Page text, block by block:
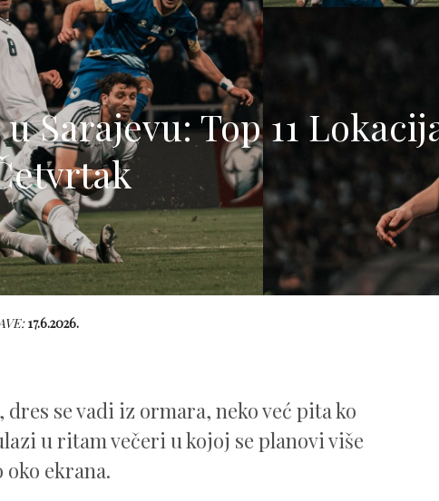
Sarajevu: Top 11
17.6.2026.
se vadi iz ormara, neko već pita ko
u ritam večeri u kojoj se planovi više
oko ekrana.